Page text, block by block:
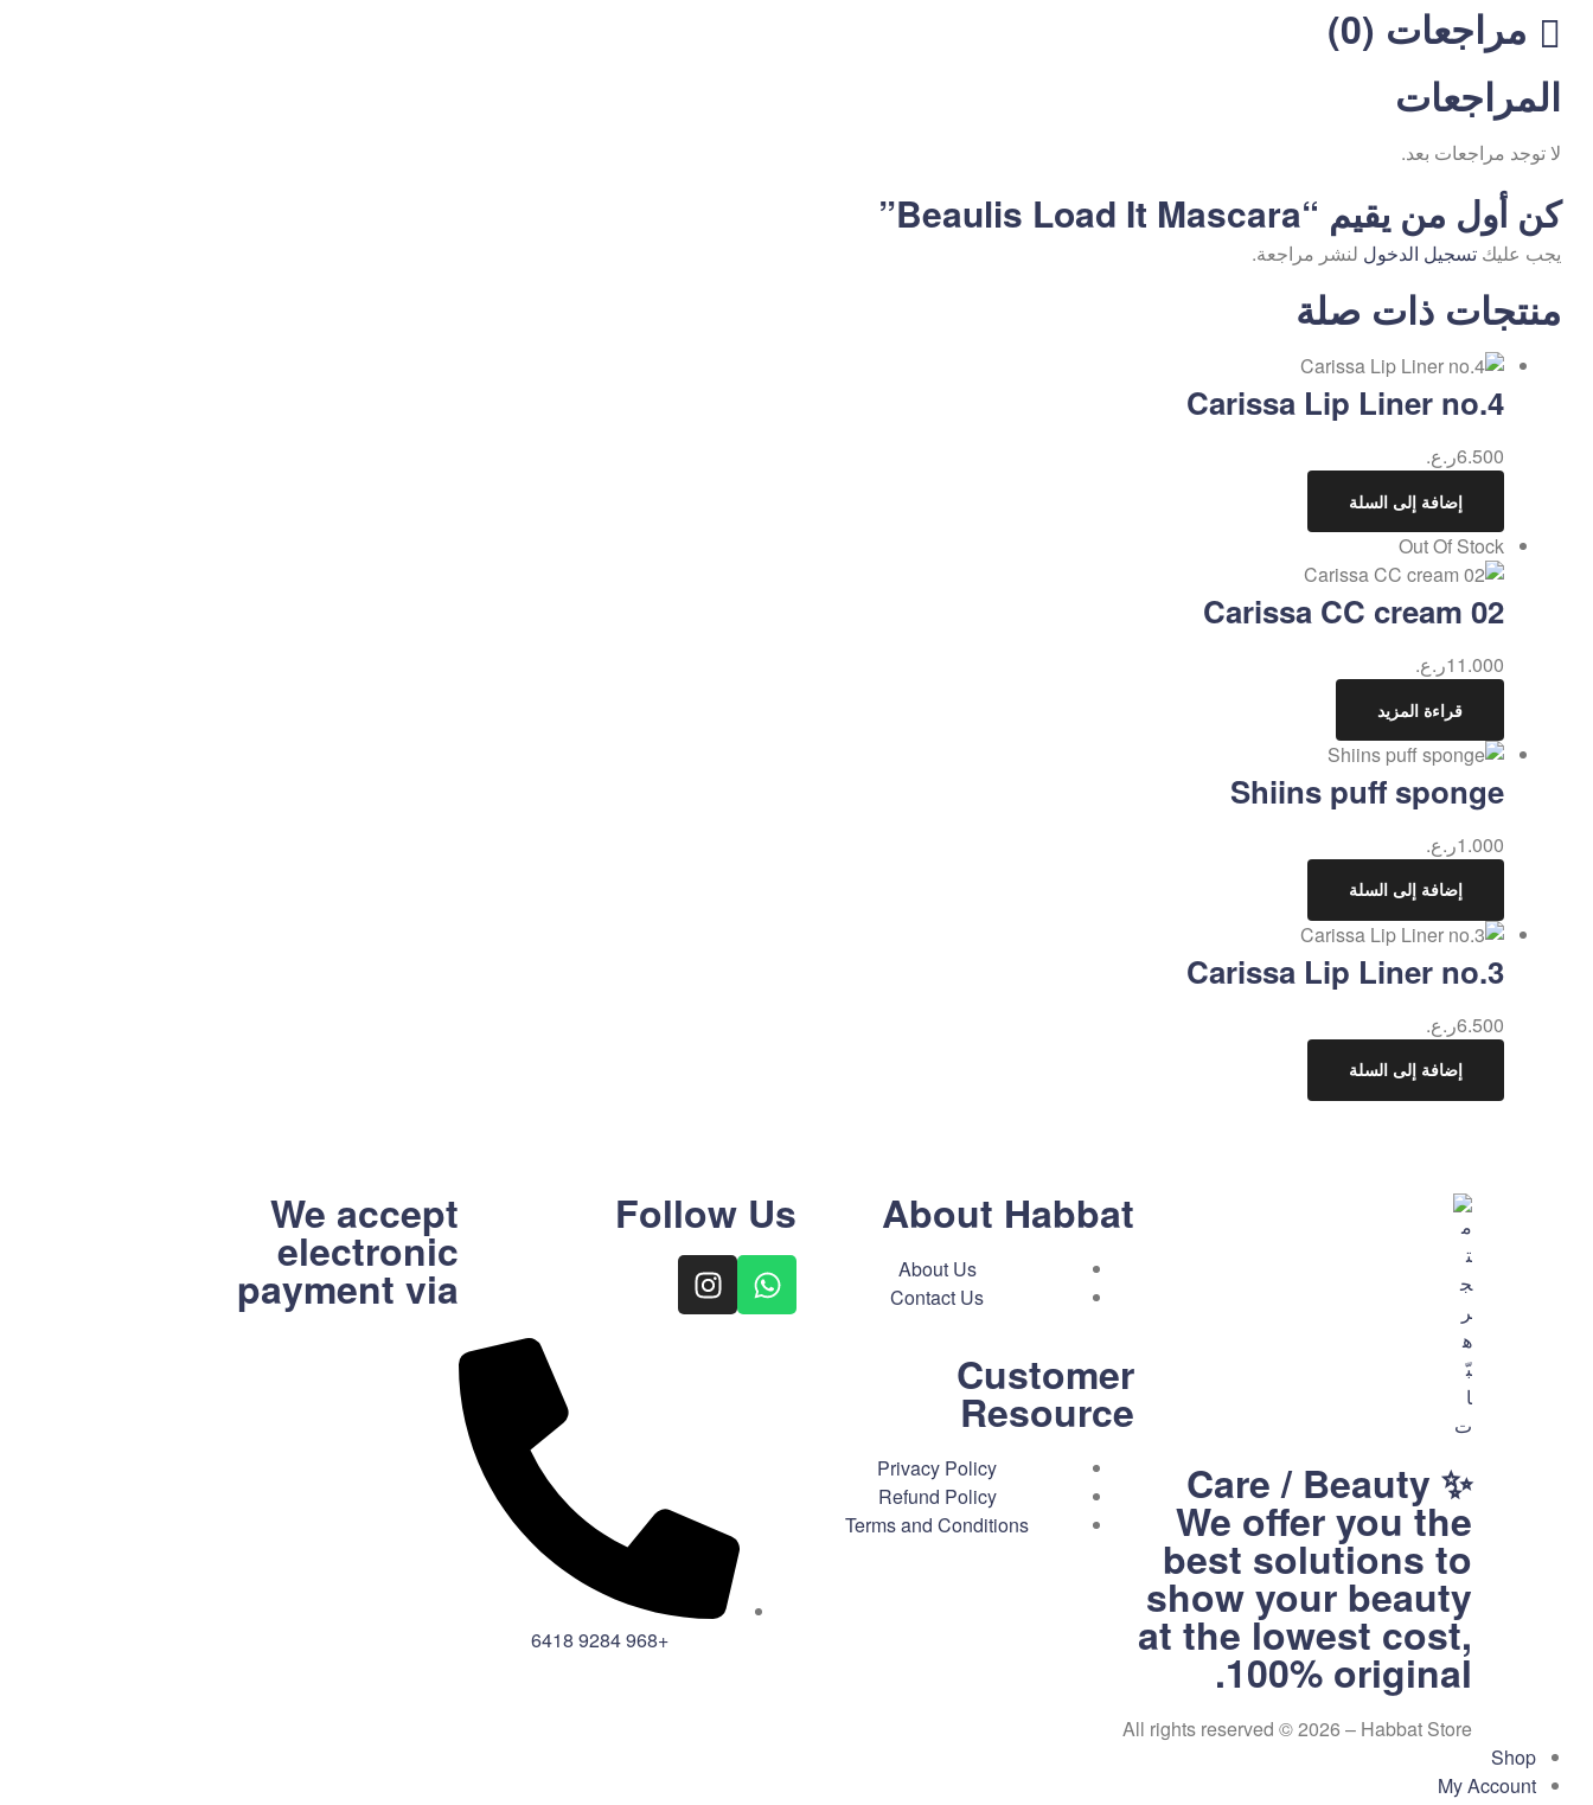
مراجعات (0)
المراجعات
لا توجد مراجعات بعد.
كن أول من يقيم “Beaulis Load It Mascara”
يجب عليك تسجيل الدخول لنشر مراجعة.
منتجات ذات صلة
Carissa Lip Liner no.4
6.500ر.ع.
إضافة إلى السلة
Out Of Stock
Carissa CC cream 02
11.000ر.ع.
قراءة المزيد
Shiins puff sponge
1.000ر.ع.
إضافة إلى السلة
Carissa Lip Liner no.3
6.500ر.ع.
إضافة إلى السلة
متجر
هبّات
💕
متجر
لك
ولكِ
ولكم
Care / Beauty ✨
We offer you the
best solutions to
show your beauty
at the lowest cost,
100% original.
About Habbat
About Us
Contact Us
Customer
Resource
Privacy Policy
Refund Policy
Terms and Conditions
Follow Us
+968 9284 6418
We accept
electronic
payment via
All rights reserved © 2026 – Habbat Store
Shop
My Account